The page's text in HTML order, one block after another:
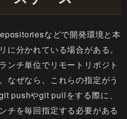
などで開発環境と本
に分かれている場合がある。
ンチ単位でリモートリポジト
なぜなら、これらの指定がう
pushやgit pullをする際に、
チを毎回指定する必要がある